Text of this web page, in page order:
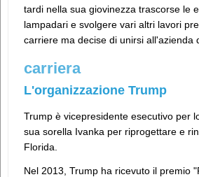
tardi nella sua giovinezza trascorse le
lampadari e svolgere vari altri lavori
carriere ma decise di unirsi
carriera
L'organizzazione Trump
Trump è vicepresidente esecutivo per
sua sorella Ivanka per riprogettare e
Florida.
Nel 2013, Trump ha ricevuto il premio